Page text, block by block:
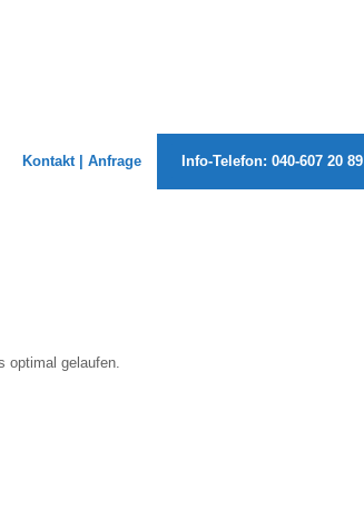
Kontakt | Anfrage Info-Telefon: 040-607 20 89
optimal gelaufen.